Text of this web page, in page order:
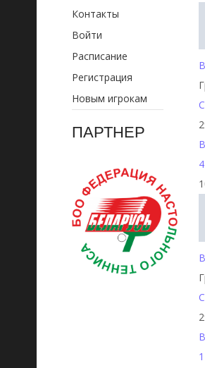
Контакты
Войти
Расписание
Регистрация
Новым игрокам
ПАРТНЕР